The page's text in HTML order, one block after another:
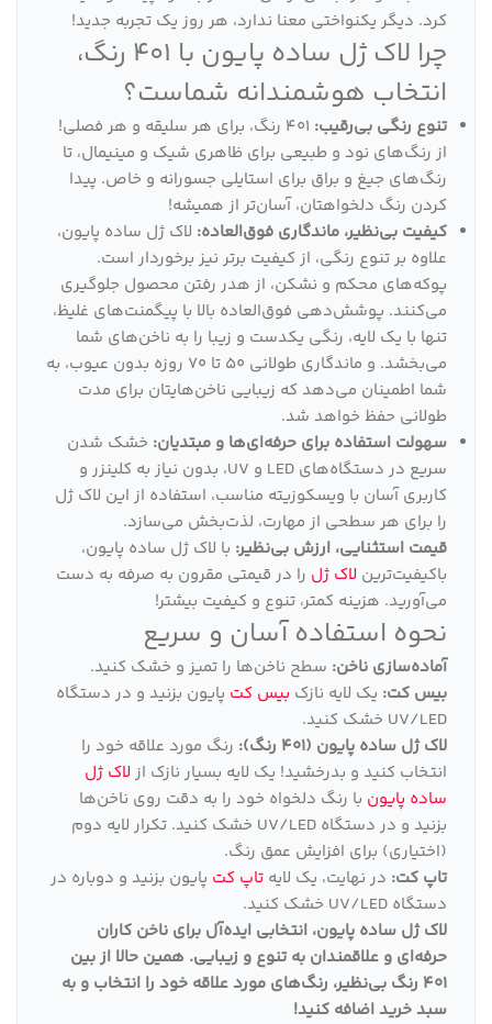
کرد. دیگر یکنواختی معنا ندارد، هر روز یک تجربه جدید!
چرا لاک ژل ساده پایون با 401 رنگ،
انتخاب هوشمندانه شماست؟
تنوع رنگی بی‌رقیب:
401 رنگ، برای هر سلیقه و هر فصلی!
از رنگ‌های نود و طبیعی برای ظاهری شیک و مینیمال، تا
رنگ‌های جیغ و براق برای استایلی جسورانه و خاص. پیدا
کردن رنگ دلخواهتان، آسان‌تر از همیشه!
کیفیت بی‌نظیر، ماندگاری فوق‌العاده: لاک ژل ساده پایون،
علاوه بر تنوع رنگی، از کیفیت برتر نیز برخوردار است.
پوکه‌های محکم و نشکن، از هدر رفتن محصول جلوگیری
می‌کنند. پوشش‌دهی فوق‌العاده بالا با پیگمنت‌های غلیظ،
تنها با یک لایه، رنگی یکدست و زیبا را به ناخن‌های شما
می‌بخشد. و ماندگاری طولانی 50 تا 70 روزه بدون عیوب، به
شما اطمینان می‌دهد که زیبایی ناخن‌هایتان برای مدت
طولانی حفظ خواهد شد.
سهولت استفاده برای حرفه‌ای‌ها و مبتدیان: خشک شدن
سریع در دستگاه‌های LED و UV، بدون نیاز به کلینزر و
کاربری آسان با ویسکوزیته مناسب، استفاده از این لاک ژل
را برای هر سطحی از مهارت، لذت‌بخش می‌سازد.
قیمت استثنایی، ارزش بی‌نظیر: با لاک ژل ساده پایون،
باکیفیت‌ترین لاک ژل را در قیمتی مقرون به صرفه به دست
می‌آورید. هزینه کمتر، تنوع و کیفیت بیشتر!
نحوه استفاده آسان و سریع
آماده‌سازی ناخن: سطح ناخن‌ها را تمیز و خشک کنید.
بیس کت: یک لایه نازک بیس کت پایون بزنید و در دستگاه
UV/LED خشک کنید.
لاک ژل ساده پایون (401 رنگ):
رنگ مورد علاقه خود را
انتخاب کنید و بدرخشید! یک لایه بسیار نازک از لاک ژل
ساده پایون با رنگ دلخواه خود را به دقت روی ناخن‌ها
بزنید و در دستگاه UV/LED خشک کنید. تکرار لایه دوم
(اختیاری) برای افزایش عمق رنگ.
تاپ کت: در نهایت، یک لایه تاپ کت پایون بزنید و دوباره در
دستگاه UV/LED خشک کنید.
لاک ژل ساده پایون، انتخابی ایده‌آل برای ناخن کاران
حرفه‌ای و علاقمندان به تنوع و زیبایی. همین حالا از بین
401 رنگ بی‌نظیر، رنگ‌های مورد علاقه خود را انتخاب و به
سبد خرید اضافه کنید!